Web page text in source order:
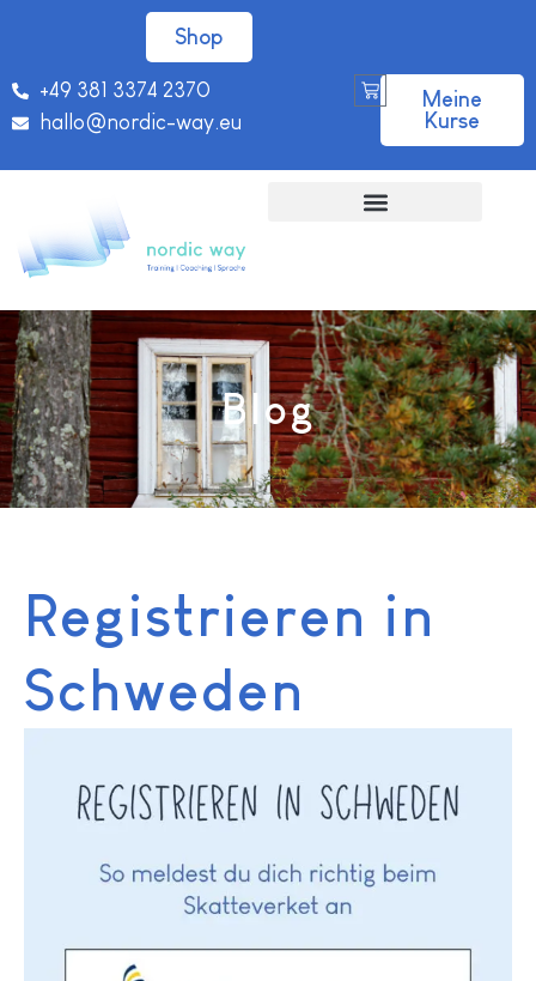
Shop
Meine
Kurse
+49 381 3374 2370
hallo@nordic-way.eu
Blog
Registrieren in
Schweden